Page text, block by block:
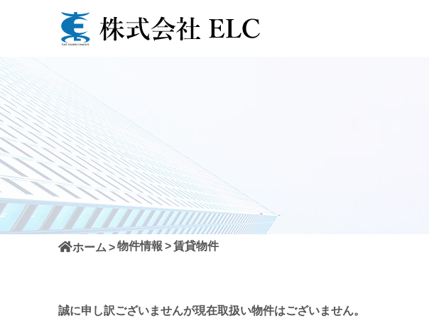
ホーム 物件情報 賃貸物件
誠に申し訳ございませんが現在取扱い物件はございません。